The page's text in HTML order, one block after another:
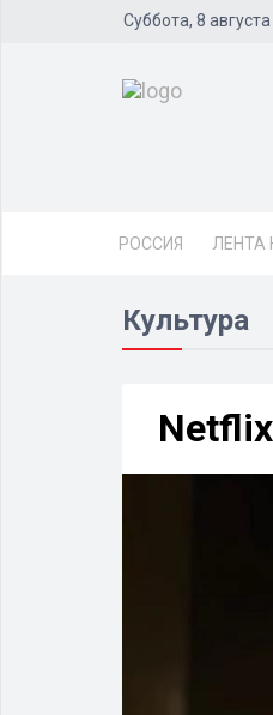
Суббота, 8
РОССИЯ ЛЕНТА
Культура